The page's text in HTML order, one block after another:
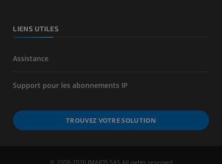
LIENS UTILES
Assistance
Support pour les abonnements IP
TROUVEZ VOTRE SOLUTION
© 2008-2026 IMAIOS SAS All rights reserved